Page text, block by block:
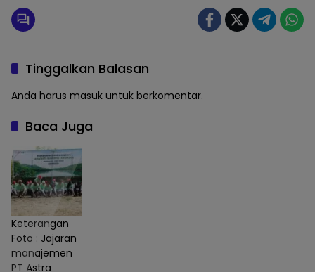
Tinggalkan Balasan
Anda harus masuk untuk berkomentar.
Baca Juga
Keterangan
Foto : Jajaran
manajemen
PT Astra